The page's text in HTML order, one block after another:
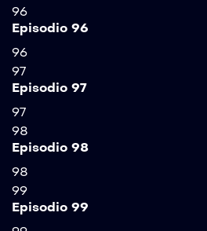
96
Episodio 96
96
97
Episodio 97
97
98
Episodio 98
98
99
Episodio 99